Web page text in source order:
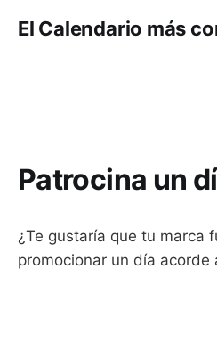
El Calendario más
Patrocina un
¿Te gustaría que tu marca
promocionar un día acorde